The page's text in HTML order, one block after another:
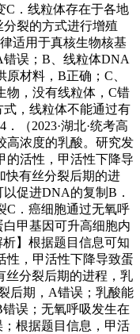
C．线粒体存在于各地
裂的方式进行增殖
适用于真核生物核基
误；B、线粒体DNA
材料，B正确；C、
物，没有线粒体，C错
，线粒体不能通过有
（2023·湖北·统考高
高浓度的乳酸。研究发
的活性，甲活性下降导
快有丝分裂后期的进
促进DNA的复制B．
C．癌细胞通过无氧呼
甲基因可升高细胞内
】根据题目信息可知
性，甲活性下降导致蛋
丝分裂后期的进程，乳
后期，A错误；乳酸能
误；无氧呼吸发生在
根据题目信息，甲活